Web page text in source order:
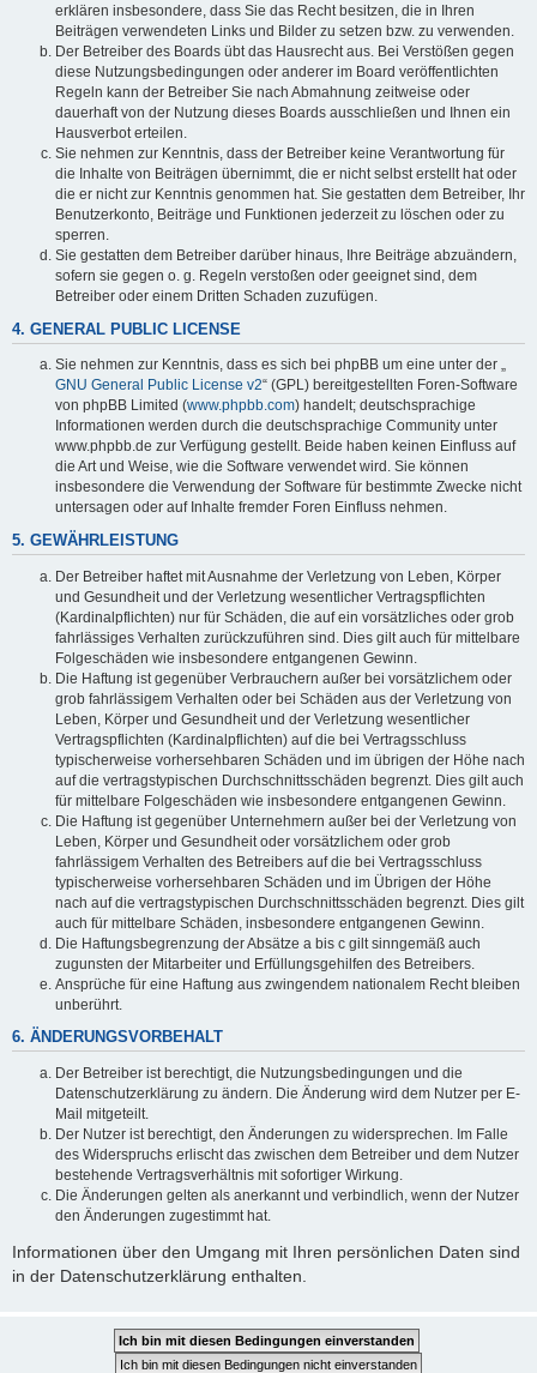
erklären insbesondere, dass Sie das Recht besitzen, die in Ihren
Beiträgen verwendeten Links und Bilder zu setzen bzw. zu verwenden.
Der Betreiber des Boards übt das Hausrecht aus. Bei Verstößen gegen
diese Nutzungsbedingungen oder anderer im Board veröffentlichten
Regeln kann der Betreiber Sie nach Abmahnung zeitweise oder
dauerhaft von der Nutzung dieses Boards ausschließen und Ihnen ein
Hausverbot erteilen.
Sie nehmen zur Kenntnis, dass der Betreiber keine Verantwortung für
die Inhalte von Beiträgen übernimmt, die er nicht selbst erstellt hat oder
die er nicht zur Kenntnis genommen hat. Sie gestatten dem Betreiber, Ihr
Benutzerkonto, Beiträge und Funktionen jederzeit zu löschen oder zu
sperren.
Sie gestatten dem Betreiber darüber hinaus, Ihre Beiträge abzuändern,
sofern sie gegen o. g. Regeln verstoßen oder geeignet sind, dem
Betreiber oder einem Dritten Schaden zuzufügen.
4. GENERAL PUBLIC LICENSE
Sie nehmen zur Kenntnis, dass es sich bei phpBB um eine unter der „
GNU General Public License v2“ (GPL) bereitgestellten Foren-Software
von phpBB Limited (www.phpbb.com) handelt; deutschsprachige
Informationen werden durch die deutschsprachige Community unter
www.phpbb.de zur Verfügung gestellt. Beide haben keinen Einfluss auf
die Art und Weise, wie die Software verwendet wird. Sie können
insbesondere die Verwendung der Software für bestimmte Zwecke nicht
untersagen oder auf Inhalte fremder Foren Einfluss nehmen.
5. GEWÄHRLEISTUNG
Der Betreiber haftet mit Ausnahme der Verletzung von Leben, Körper
und Gesundheit und der Verletzung wesentlicher Vertragspflichten
(Kardinalpflichten) nur für Schäden, die auf ein vorsätzliches oder grob
fahrlässiges Verhalten zurückzuführen sind. Dies gilt auch für mittelbare
Folgeschäden wie insbesondere entgangenen Gewinn.
Die Haftung ist gegenüber Verbrauchern außer bei vorsätzlichem oder
grob fahrlässigem Verhalten oder bei Schäden aus der Verletzung von
Leben, Körper und Gesundheit und der Verletzung wesentlicher
Vertragspflichten (Kardinalpflichten) auf die bei Vertragsschluss
typischerweise vorhersehbaren Schäden und im übrigen der Höhe nach
auf die vertragstypischen Durchschnittsschäden begrenzt. Dies gilt auch
für mittelbare Folgeschäden wie insbesondere entgangenen Gewinn.
Die Haftung ist gegenüber Unternehmern außer bei der Verletzung von
Leben, Körper und Gesundheit oder vorsätzlichem oder grob
fahrlässigem Verhalten des Betreibers auf die bei Vertragsschluss
typischerweise vorhersehbaren Schäden und im Übrigen der Höhe
nach auf die vertragstypischen Durchschnittsschäden begrenzt. Dies gilt
auch für mittelbare Schäden, insbesondere entgangenen Gewinn.
Die Haftungsbegrenzung der Absätze a bis c gilt sinngemäß auch
zugunsten der Mitarbeiter und Erfüllungsgehilfen des Betreibers.
Ansprüche für eine Haftung aus zwingendem nationalem Recht bleiben
unberührt.
6. ÄNDERUNGSVORBEHALT
Der Betreiber ist berechtigt, die Nutzungsbedingungen und die
Datenschutzerklärung zu ändern. Die Änderung wird dem Nutzer per E-
Mail mitgeteilt.
Der Nutzer ist berechtigt, den Änderungen zu widersprechen. Im Falle
des Widerspruchs erlischt das zwischen dem Betreiber und dem Nutzer
bestehende Vertragsverhältnis mit sofortiger Wirkung.
Die Änderungen gelten als anerkannt und verbindlich, wenn der Nutzer
den Änderungen zugestimmt hat.
Informationen über den Umgang mit Ihren persönlichen Daten sind
in der Datenschutzerklärung enthalten.